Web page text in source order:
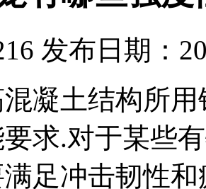
发布日期：
土结构所用
求.对于某些
足冲击韧性